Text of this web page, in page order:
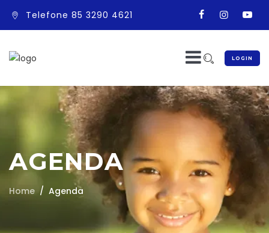
Telefone 85 3290 4621
LOGIN
AGENDA
Home Agenda